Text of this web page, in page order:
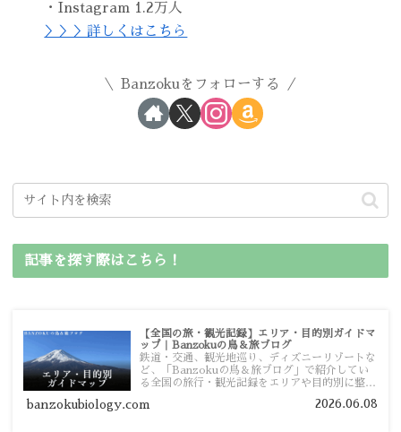
・Instagram 1.2万人
＞＞＞詳しくはこちら
Banzokuをフォローする
記事を探す際はこちら！
【全国の旅・観光記録】エリア・目的別ガイドマ
ップ｜Banzokuの鳥＆旅ブログ
鉄道・交通、観光地巡り、ディズニーリゾートな
ど、「Banzokuの鳥＆旅ブログ」で紹介してい
る全国の旅行・観光記録をエリアや目的別に整理
ガイドマップからスムーズに見つけていただけま
banzokubiology.com 2026.06.08